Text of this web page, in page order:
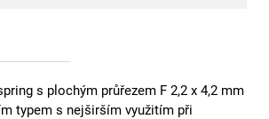
s plochým průřezem F 2,2 x 4,2 mm
typem s nejširším využitím při